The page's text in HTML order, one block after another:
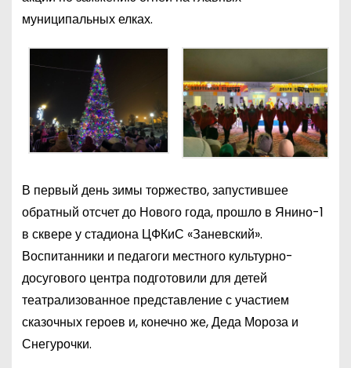
муниципальных елках.
В первый день зимы торжество, запустившее
обратный отсчет до Нового года, прошло в Янино-1
в сквере у стадиона ЦФКиС «Заневский».
Воспитанники и педагоги местного культурно-
досугового центра подготовили для детей
театрализованное представление с участием
сказочных героев и, конечно же, Деда Мороза и
Снегурочки.